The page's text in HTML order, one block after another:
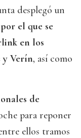
desplegó un
el que se
en los
y Verín, así como
de
para reponer
ellos tramos